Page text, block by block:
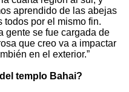
aprendido de las abejas
todos por el mismo fin.
gente se fue cargada de
que creo va a impactar
en el exterior.”
templo Bahai?